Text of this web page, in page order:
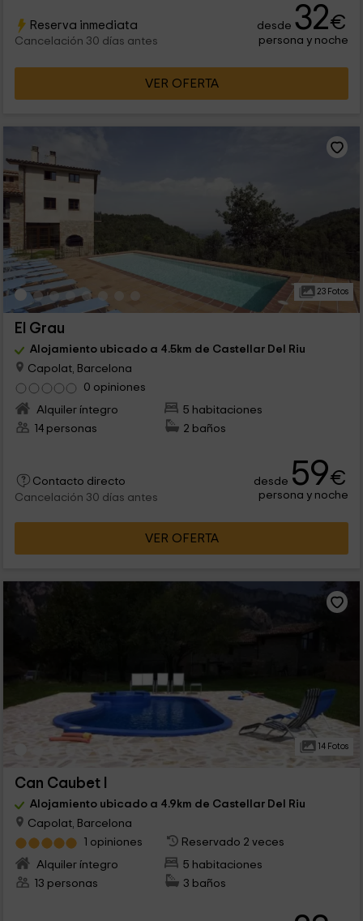
Reserva inmediata
Cancelación 30 días antes
desde 32€
persona y noche
VER OFERTA
23 Fotos
El Grau
Alojamiento ubicado a 4.5km de Castellar Del Riu
Capolat, Barcelona
0 opiniones
Alquiler íntegro
5 habitaciones
14 personas
2 baños
Contacto directo
Cancelación 30 días antes
desde 59€
persona y noche
VER OFERTA
14 Fotos
Can Caubet I
Alojamiento ubicado a 4.9km de Castellar Del Riu
Capolat, Barcelona
1 opiniones
Reservado 2 veces
Alquiler íntegro
5 habitaciones
13 personas
3 baños